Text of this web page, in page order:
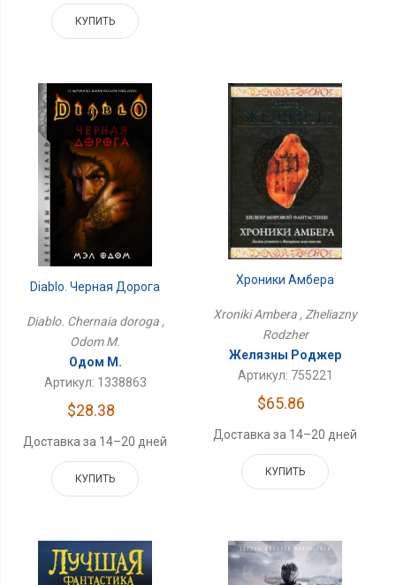
КУПИТЬ
Diablo. Черная Дорога
Diablo. Chernaia doroga ,
Odom M.
Одом М.
Артикул: 1338863
$28.38
Доставка за 14–20 дней
КУПИТЬ
Хроники Амбера
Xroniki Ambera , Zheliazny
Rodzher
Желязны Роджер
Артикул: 755221
$65.86
Доставка за 14–20 дней
КУПИТЬ